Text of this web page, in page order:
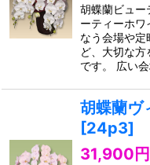
胡蝶蘭ビュー
ーティーホ
なう会場や定
ど、大切な
です。 広い
胡蝶蘭ヴ
[24p3]
31,900 円